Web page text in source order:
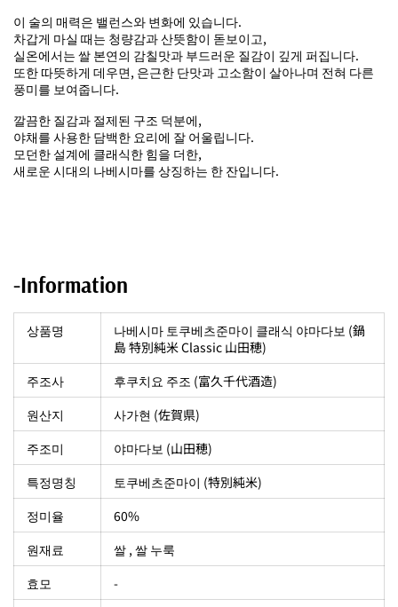
이 술의 매력은 밸런스와 변화에 있습니다.
차갑게 마실 때는 청량감과 산뜻함이 돋보이고,
실온에서는 쌀 본연의 감칠맛과 부드러운 질감이 깊게 퍼집니다.
또한 따뜻하게 데우면, 은근한 단맛과 고소함이 살아나며 전혀 다른
풍미를 보여줍니다.
깔끔한 질감과 절제된 구조 덕분에,
야채를 사용한 담백한 요리에 잘 어울립니다.
모던한 설계에 클래식한 힘을 더한,
새로운 시대의 나베시마를 상징하는 한 잔입니다.
-Information
상품명
나베시마 토쿠베츠준마이 클래식 야마다보 (鍋
島 特別純米 Classic 山田穂)
주조사
후쿠치요 주조 (富久千代酒造)
원산지
사가현 (佐賀県)
주조미
야마다보 (山田穂)
특정명칭
토쿠베츠준마이 (特別純米)
정미율
60%
원재료
쌀 , 쌀 누룩
효모
-